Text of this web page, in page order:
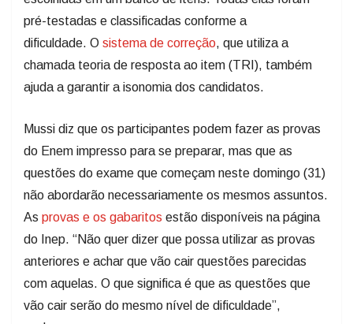
pré-testadas e classificadas conforme a
dificuldade. O sistema de correção, que utiliza a
chamada teoria de resposta ao item (TRI), também
ajuda a garantir a isonomia dos candidatos.
Mussi diz que os participantes podem fazer as provas
do Enem impresso para se preparar, mas que as
questões do exame que começam neste domingo (31)
não abordarão necessariamente os mesmos assuntos.
As provas e os gabaritos estão disponíveis na página
do Inep. “Não quer dizer que possa utilizar as provas
anteriores e achar que vão cair questões parecidas
com aquelas. O que significa é que as questões que
vão cair serão do mesmo nível de dificuldade”,